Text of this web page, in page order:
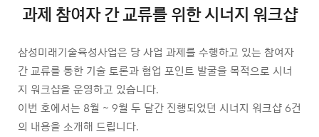
과제 참여자 간 교류를 위한 시너지 워크샵
삼성미래기술육성사업은 당 사업 과제를 수행하고 있는 참여자
간 교류를 통한 기술 토론과 협업 포인트 발굴을 목적으로 시너
지 워크샵을 운영하고 있습니다.
이번 호에서는 8월 ~ 9월 두 달간 진행되었던 시너지 워크샵 6건
의 내용을 소개해 드립니다.